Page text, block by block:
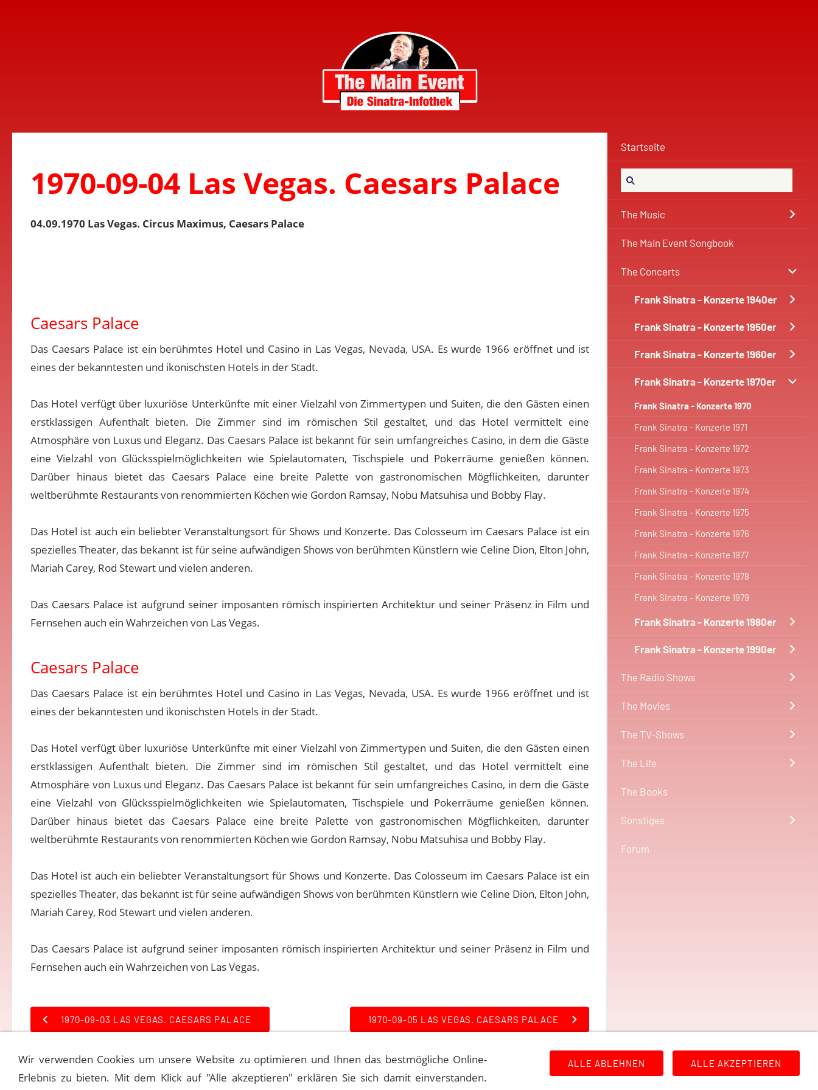
Startseite
The Music
The Main Event Songbook
The Concerts
Frank Sinatra - Konzerte 1940er
Frank Sinatra - Konzerte 1950er
Frank Sinatra - Konzerte 1960er
Frank Sinatra - Konzerte 1970er
Frank Sinatra - Konzerte 1970
Frank Sinatra - Konzerte 1971
Frank Sinatra - Konzerte 1972
Frank Sinatra - Konzerte 1973
Frank Sinatra - Konzerte 1974
Frank Sinatra - Konzerte 1975
Frank Sinatra - Konzerte 1976
Frank Sinatra - Konzerte 1977
Frank Sinatra - Konzerte 1978
Frank Sinatra - Konzerte 1979
Frank Sinatra - Konzerte 1980er
Frank Sinatra - Konzerte 1990er
The Radio Shows
The Movies
The TV-Shows
The Life
The Books
Sonstiges
Forum
1970-09-04 Las Vegas. Caesars Palace
04.09.1970 Las Vegas. Circus Maximus, Caesars Palace
Caesars Palace
Das Caesars Palace ist ein berühmtes Hotel und Casino in Las Vegas, Nevada, USA. Es wurde 1966 eröffnet und ist
eines der bekanntesten und ikonischsten Hotels in der Stadt.
Das Hotel verfügt über luxuriöse Unterkünfte mit einer Vielzahl von Zimmertypen und Suiten, die den Gästen einen
erstklassigen Aufenthalt bieten. Die Zimmer sind im römischen Stil gestaltet, und das Hotel vermittelt eine
Atmosphäre von Luxus und Eleganz. Das Caesars Palace ist bekannt für sein umfangreiches Casino, in dem die Gäste
eine Vielzahl von Glücksspielmöglichkeiten wie Spielautomaten, Tischspiele und Pokerräume genießen können.
Darüber hinaus bietet das Caesars Palace eine breite Palette von gastronomischen Mögflichkeiten, darunter
weltberühmte Restaurants von renommierten Köchen wie Gordon Ramsay, Nobu Matsuhisa und Bobby Flay.
Das Hotel ist auch ein beliebter Veranstaltungsort für Shows und Konzerte. Das Colosseum im Caesars Palace ist ein
spezielles Theater, das bekannt ist für seine aufwändigen Shows von berühmten Künstlern wie Celine Dion, Elton John,
Mariah Carey, Rod Stewart und vielen anderen.
Das Caesars Palace ist aufgrund seiner imposanten römisch inspirierten Architektur und seiner Präsenz in Film und
Fernsehen auch ein Wahrzeichen von Las Vegas.
Caesars Palace
Das Caesars Palace ist ein berühmtes Hotel und Casino in Las Vegas, Nevada, USA. Es wurde 1966 eröffnet und ist
eines der bekanntesten und ikonischsten Hotels in der Stadt.
Das Hotel verfügt über luxuriöse Unterkünfte mit einer Vielzahl von Zimmertypen und Suiten, die den Gästen einen
erstklassigen Aufenthalt bieten. Die Zimmer sind im römischen Stil gestaltet, und das Hotel vermittelt eine
Atmosphäre von Luxus und Eleganz. Das Caesars Palace ist bekannt für sein umfangreiches Casino, in dem die Gäste
eine Vielzahl von Glücksspielmöglichkeiten wie Spielautomaten, Tischspiele und Pokerräume genießen können.
Darüber hinaus bietet das Caesars Palace eine breite Palette von gastronomischen Mögflichkeiten, darunter
weltberühmte Restaurants von renommierten Köchen wie Gordon Ramsay, Nobu Matsuhisa und Bobby Flay.
Das Hotel ist auch ein beliebter Veranstaltungsort für Shows und Konzerte. Das Colosseum im Caesars Palace ist ein
spezielles Theater, das bekannt ist für seine aufwändigen Shows von berühmten Künstlern wie Celine Dion, Elton John,
Mariah Carey, Rod Stewart und vielen anderen.
Das Caesars Palace ist aufgrund seiner imposanten römisch inspirierten Architektur und seiner Präsenz in Film und
Fernsehen auch ein Wahrzeichen von Las Vegas.
1970-09-03 LAS VEGAS. CAESARS PALACE 1970-09-05 LAS VEGAS. CAESARS PALACE
Wir verwenden Cookies um unsere Website zu optimieren und Ihnen das bestmögliche Online-
Erlebnis zu bieten. Mit dem Klick auf "Alle akzeptieren" erklären Sie sich damit einverstanden.
ALLE AKZEPTIEREN
ALLE ABLEHNEN